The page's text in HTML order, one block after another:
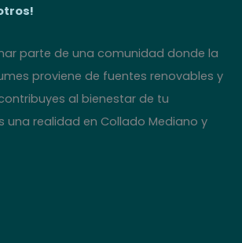
parte de una comunidad donde la
proviene de fuentes renovables y
al bienestar de tu
una realidad en Collado Mediano y